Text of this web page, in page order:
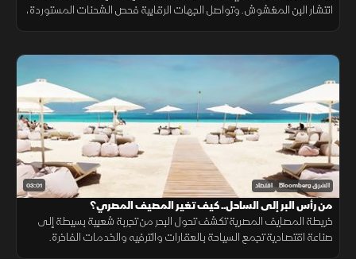
انتشار البن المغشوش. وتواصل الجهات الرقابية فحص الشحنات المستوردة،
03:01 الشرق Bloomberg اقتصاد
من رأس البر إلى الساحل.. كيف تغير المصيف المصري؟
خريطة المصايف المصرية تكشف تحول البحر من تجربة شعبية بسيطة إلى
صناعة اقتصادية تجمع السياحة بالعقارات والترفيه والخدمات الفاخرة.